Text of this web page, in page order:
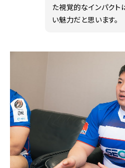
た視覚的なインパクト
い魅力だと思います。